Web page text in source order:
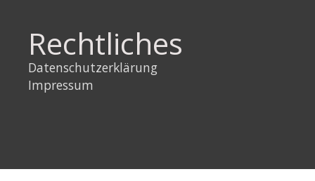
Rechtliches
Datenschutzerklärung
Impressum